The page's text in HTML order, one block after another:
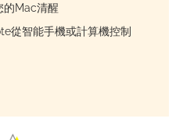
Mac清醒
從智能手機或計算機控制